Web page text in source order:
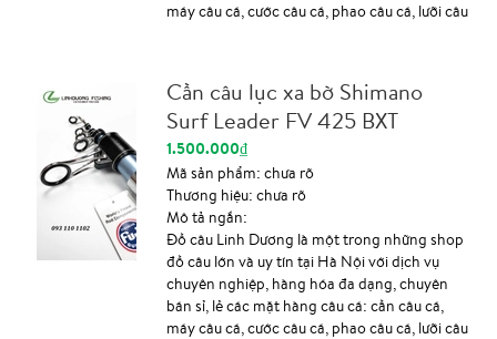
máy câu cá, cước câu cá, phao câu cá, lưỡi câu
BXT 425, chiều dài cần 425m, thuộc loại cần
Surf chuyên câu xa bờ, trọng lượng 450
gram, xuất xứ Indonesia độ cứng cần BXT,
chất liệu carbon mix 90%. Quăng xa 40-50
mét tùy khách câu. Số 7 ngõ 36 Trần Điền,
Định Công, Hoàng Mai, Hà Nội (mặt hồ Đầm
Sòi) 0986614488 Ship toàn quốc THÔNG
TIN TÀI KHOẢN: Vietcombank: Số TK: 0611
0018 94883 Chủ TK: Nguyen Nhat Linh
Vietcombank CN Ba Đình, Hà Nội
Techcombank Số TK:...
Cần câu lục xa bờ Shimano
Surf Leader FV 425 BXT
1.500.000₫
Mã sản phẩm:chưa rõ
Thương hiệu:chưa rõ
Mô tả ngắn:
Đồ câu Linh Dương là một trong những shop
đồ câu lớn và uy tín tại Hà Nội với dịch vụ
chuyên nghiệp, hàng hóa đa dạng, chuyên
bán sỉ, lẻ các mặt hàng câu cá: cần câu cá,
máy câu cá, cước câu cá, phao câu cá, lưỡi câu